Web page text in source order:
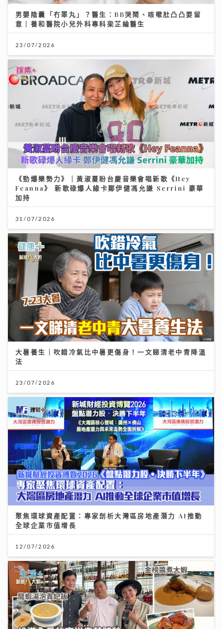
男嬰陰囊「冇睪丸」？醫生：BB哭鬧、咳嗽肚凸凸要留
意｜養和醫院小兒外科專科梁芷綸醫生
23/07/2026
《勁爆樂勢力》｜黃淑蔓盼台慶音樂會唱新歌《Hey
Feanna》 新歌碌爆人緣卡鄭伊健馮允謙 Serrini 豪華
加持
31/07/2026
大暑養生｜吹錯冷氣比中暑更傷身！一文睇清老中青降溫
法
23/07/2026
聚焦環球資產配置：專家剖析大灣區房地產潛力 AI推動
全球企業市值增長
12/07/2026